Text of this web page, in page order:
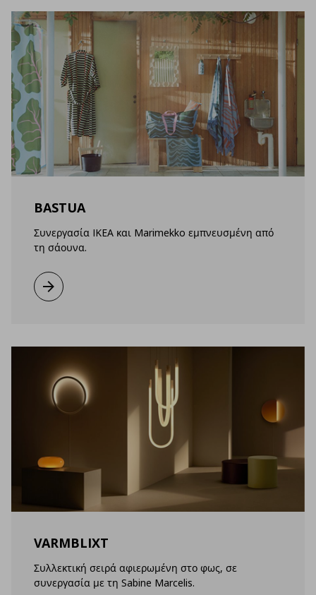
BASTUA
Συνεργασία IKEA και Marimekko εμπνευσμένη από
τη σάουνα.
Μάθετε περισσότερα
VARMBLIXT
Συλλεκτική σειρά αφιερωμένη στο φως, σε
συνεργασία με τη Sabine Marcelis.